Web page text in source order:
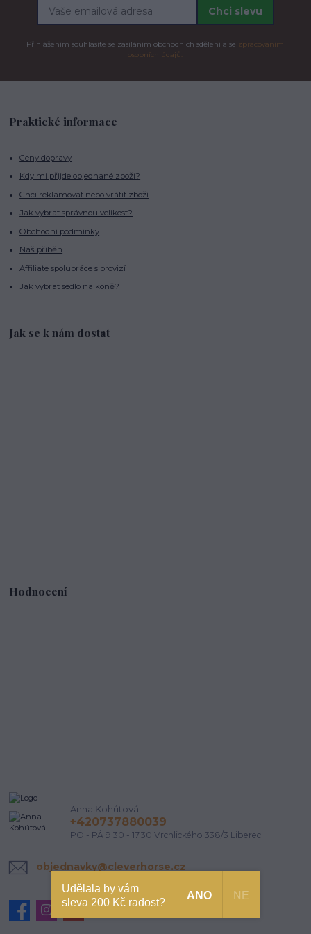
Chci slevu
Přihlášením souhlasíte se zasíláním obchodních sdělení a se zpracováním
osobních údajů.
Praktické informace
Ceny dopravy
Kdy mi přijde objednané zboží?
Chci reklamovat nebo vrátit zboží
Jak vybrat správnou velikost?
Obchodní podmínky
Náš příběh
Affiliate spolupráce s provizí
Jak vybrat sedlo na koně?
Jak se k nám dostat
Hodnocení
Anna Kohútová
+420737880039
PO - PÁ 9.30 - 17.30 Vrchlického 338/3 Liberec
objednavky@cleverhorse.cz
Udělala by vám
sleva 200 Kč radost?
ANO NE